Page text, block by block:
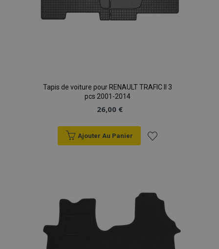
Tapis de voiture pour RENAULT TRAFIC II 3
pcs 2001-2014
26,00 €
Ajouter Au Panier
liste
d'achats